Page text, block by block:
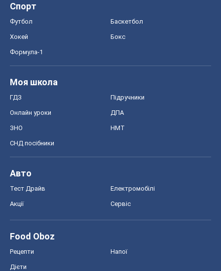
Спорт
Футбол Баскетбол
Хокей Бокс
Формула-1
Моя школа
ГДЗ Підручники
Онлайн уроки ДПА
ЗНО НМТ
СНД посібники
Авто
Тест Драйв Електромобілі
Акції Сервіс
Food Oboz
Рецепти Напої
Дієти